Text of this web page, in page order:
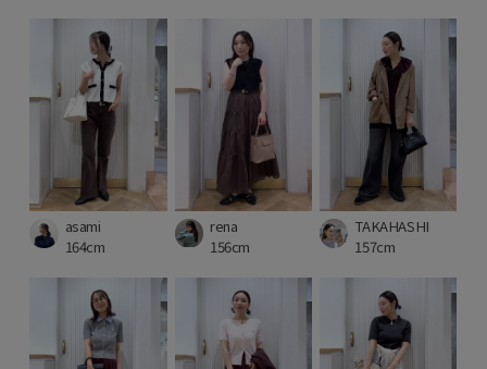
asami
164cm
rena
156cm
TAKAHASHI
157cm